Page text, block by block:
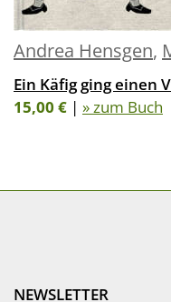
Andrea Hensgen,
Ein Käfig ging einen
15,00 € | » zum Buch
NEWSLETTER